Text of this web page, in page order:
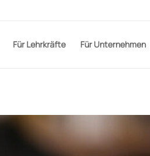
Für Lehrkräfte Für Unternehmen